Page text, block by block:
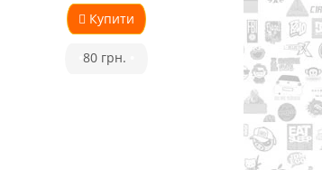
Купити
80 грн.